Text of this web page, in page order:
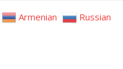
Armenian Russian